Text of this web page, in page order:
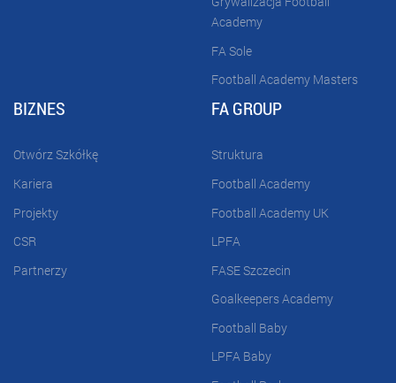
Academy
FA Sole
Football Academy Masters
BIZNES
Otwórz Szkółkę
Kariera
Projekty
CSR
Partnerzy
FA GROUP
Struktura
Football Academy
Football Academy UK
LPFA
FASE Szczecin
Goalkeepers Academy
Football Baby
LPFA Baby